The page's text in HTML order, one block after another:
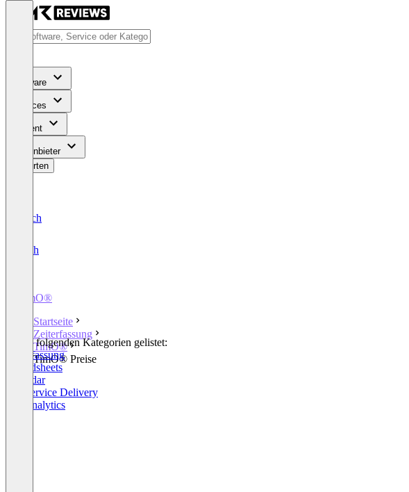
Software
Services
Content
Für Anbieter
Bewerten
Deutsch
English
TimO®
Startseite
Zeiterfassung
TimO®
TimO® Preise
In den folgenden Kategorien gelistet:
Zeiterfassung
Spreadsheets
Calendar
HR Service Delivery
HR Analytics